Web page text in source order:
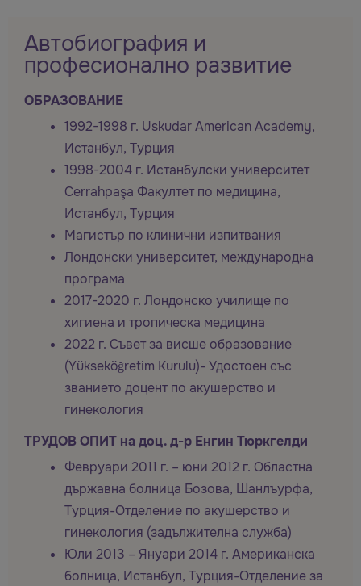
Автобиография и
професионално развитие
ОБРАЗОВАНИЕ
1992-1998 г. Uskudar American Academy,
Истанбул, Турция
1998-2004 г. Истанбулски университет
Cerrahpaşa Факултет по медицина,
Истанбул, Турция
Магистър по клинични изпитвания
Лондонски университет, международна
програма
2017-2020 г. Лондонско училище по
хигиена и тропическа медицина
2022 г. Съвет за висше образование
(Yükseköğretim Kurulu)- Удостоен със
званието доцент по акушерство и
гинекология
ТРУДОВ ОПИТ на доц. д-р Енгин Тюркгелди
Февруари 2011 г. – юни 2012 г. Областна
държавна болница Бозова, Шанлъурфа,
Турция-Отделение по акушерство и
гинекология (задължителна служба)
Юли 2013 – Януари 2014 г. Американска
болница, Истанбул, Турция-Отделение за